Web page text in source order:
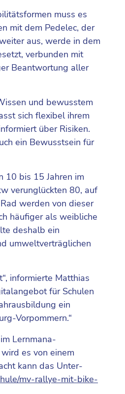
muss es
mit dem Pedelec, der
aus, werde in dem
verbunden mit
Beantwortung aller
und bewusstem
sich flexibel ihrem
über Risiken.
ein Bewusstsein für
10 bis 15 Jahren im
verunglückten 80, auf
werden von dieser
häufiger als weibliche
deshalb ein
umweltverträglichen
informierte Matthias
für Schulen
ein
Vorpommern.“
Lernmana­
es von einem
kann das Unter­
mv-rallye-mit-bike-